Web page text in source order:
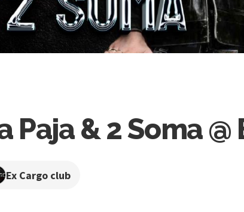
Paja & 2 Soma
Ex Cargo club